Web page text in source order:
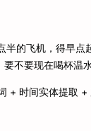
半的飞机，得早
不要现在喝杯温
+ 时间实体提取 +